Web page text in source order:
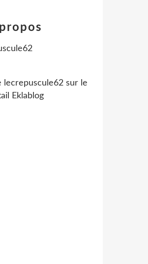
lecrepuscule62sur le
Eklablog